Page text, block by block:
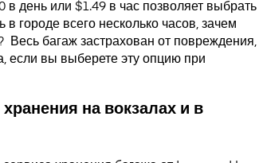
день или $1.49 в час позволяет выбрать
городе всего несколько часов, зачем
Весь багаж застрахован от повреждения,
если вы выберете эту опцию при
на вокзалах и в